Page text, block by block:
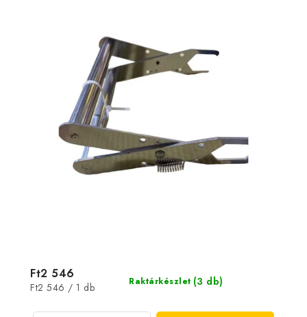
Raktárkészlet (3 db)
Ft2 546
Egységár:
Ft2 546 / 1 db